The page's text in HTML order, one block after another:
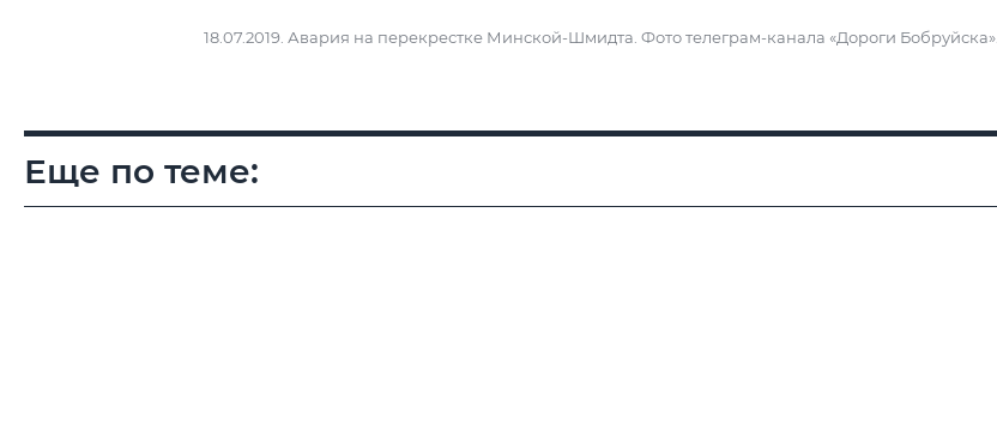
18.07.2019. Авария на перекрестке Минской-Шмидта. Фото телеграм-канала «Дороги Бобруйска».
Еще по теме: